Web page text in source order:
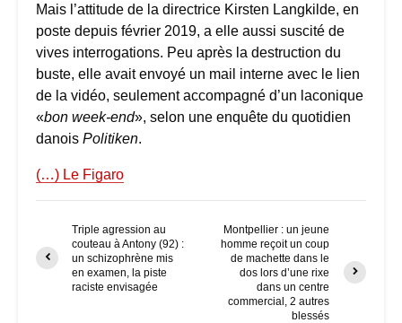
Mais l’attitude de la directrice Kirsten Langkilde, en
poste depuis février 2019, a elle aussi suscité de
vives interrogations. Peu après la destruction du
buste, elle avait envoyé un mail interne avec le lien
de la vidéo, seulement accompagné d’un laconique
«bon week-end», selon une enquête du quotidien
danois Politiken.
(…) Le Figaro
Triple agression au
couteau à Antony (92) :
un schizophrène mis
en examen, la piste
raciste envisagée
Montpellier : un jeune
homme reçoit un coup
de machette dans le
dos lors d’une rixe
dans un centre
commercial, 2 autres
blessés